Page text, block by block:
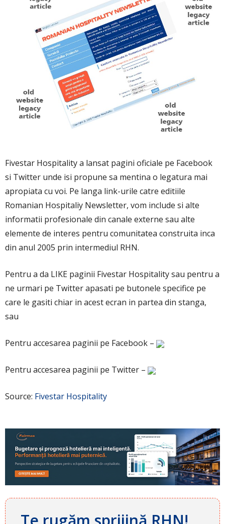
Fivestar Hospitality a lansat pagini oficiale pe Facebook
si Twitter unde isi propune sa mentina o legatura mai
apropiata cu voi. Pe langa link-urile catre editiile
Romanian Hospitaliy Newsletter, vom include si alte
informatii profesionale din canale externe sau alte
elemente de interes pentru comunitatea construita inca
din anul 2005 prin intermediul RHN.
Pentru a da LIKE paginii Fivestar Hospitality sau pentru a
ne urmari pe Twitter apasati pe butonele specifice pe
care le gasiti chiar in acest ecran in partea din stanga,
sau
Pentru accesarea paginii pe Facebook –
Pentru accesarea paginii pe Twitter –
Source: Fivestar Hospitality